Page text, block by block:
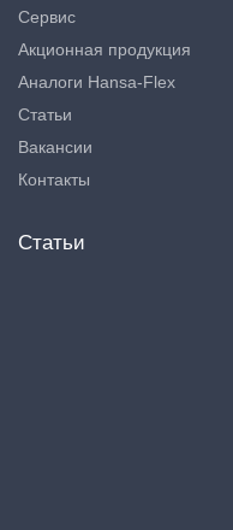
Сервис
Акционная продукция
Аналоги Hansa-Flex
Статьи
Вакансии
Контакты
Статьи